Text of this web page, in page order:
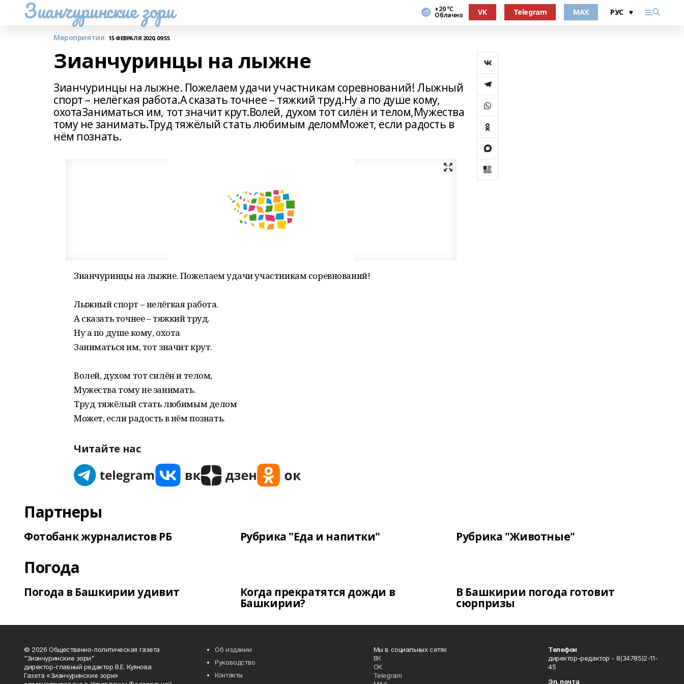
Зианчуринские зори +20 °С
Облачно VK Telegram MAX
Мероприятия 15 ФЕВРАЛЯ 2020, 09:55
Зианчуринцы на лыжне
Зианчуринцы на лыжне. Пожелаем удачи участникам соревнований! Лыжный
спорт – нелёгкая работа.А сказать точнее – тяжкий труд.Ну а по душе кому,
охотаЗаниматься им, тот значит крут.Волей, духом тот силён и телом,Мужества
тому не занимать.Труд тяжёлый стать любимым деломМожет, если радость в
нём познать.
Зианчуринцы на лыжне. Пожелаем удачи участникам соревнований!
Лыжный спорт – нелёгкая работа.
А сказать точнее – тяжкий труд.
Ну а по душе кому, охота
Заниматься им, тот значит крут.
Волей, духом тот силён и телом,
Мужества тому не занимать.
Труд тяжёлый стать любимым делом
Может, если радость в нём познать.
Читайте нас
Партнеры
Фотобанк журналистов РБ Рубрика "Еда и напитки" Рубрика "Животные"
Погода
Погода в Башкирии удивит Когда прекратятся дожди в
Башкирии?
В Башкирии погода готовит
сюрпризы
© 2026 Общественно-политическая газета
"Зианчуринские зори"
директор-главный редактор В.Е. Куянова
Газета «Зианчуринские зори»
Об издании
Руководство
Контакты
Мы в социальных сетях
ВК
ОК
Telegram
Телефон
директор-редактор - 8(34785)2-11-
45
Эл. почта